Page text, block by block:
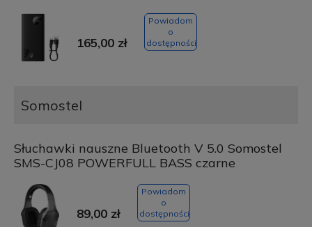
165,00 zł
Powiadom
o
dostępności
Somostel
Słuchawki nauszne Bluetooth V 5.0 Somostel
SMS-CJ08 POWERFULL BASS czarne
89,00 zł
Powiadom
o
dostępności